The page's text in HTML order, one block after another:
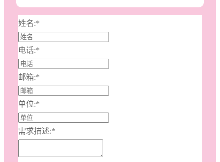
姓名:*
电话:*
邮箱:*
单位:*
需求描述:*